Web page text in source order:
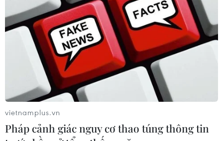
Cơn bão nhiệt đới Merbok đổ bộ vào Hong
Kong mạnh tới cấp 8
vietnamplus.vn
Pháp cảnh giác nguy cơ thao túng thông tin